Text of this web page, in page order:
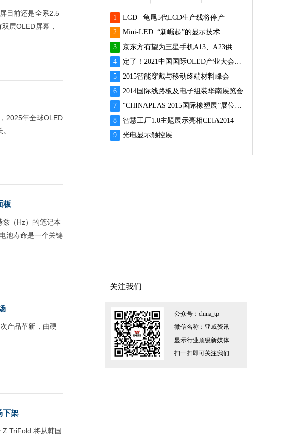
目前还是全系2.5
层OLED屏幕，
2025年全球OLED
板
（Hz）的笔记本
池寿命是一个关键
产品革新，由硬
下架
TriFold 将从韩国
1
LGD | 龟尾5代LCD生产线将停产
2
Mini-LED: “新崛起”的显示技术
3
京东方有望为三星手机A13、A23供应面板
4
定了！2021中国国际OLED产业大会12月重磅启幕
5
2015智能穿戴与移动终端材料峰会
6
2014国际线路板及电子组装华南展览会
7
“CHINAPLAS 2015国际橡塑展”展位预订火爆 彰显橡塑业乐观前景
8
智慧工厂1.0主题展示亮相CEIA2014
9
光电显示触控展
关注我们
公众号：china_tp
微信名称：亚威资讯
显示行业顶级新媒体
扫一扫即可关注我们